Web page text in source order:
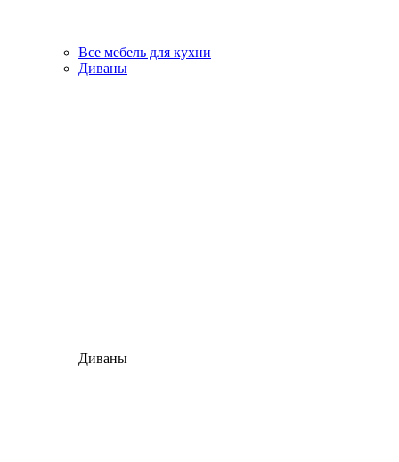
Все мебель для кухни
Диваны
Диваны